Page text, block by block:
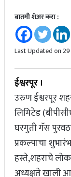
बातमी शेअर करा :
Last Updated on
ईश्वरपूर ।
उरुण ईश्वरपूर
लिमिटेड
घरगुती गॅस
प्रकल्पाचा
हस्ते,शहराचे
अध्यक्षते खाली